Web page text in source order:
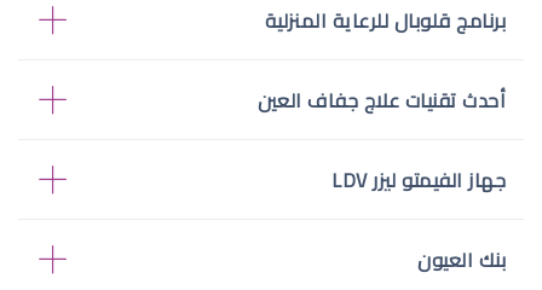
برنامج قلوبال للرعاية المنزلية
أحدث تقنيات علاج جفاف العين
جهاز الفيمتو ليزر LDV
بنك العيون